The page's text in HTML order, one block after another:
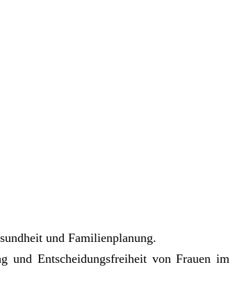
und Familienplanung.
und Entscheidungsfreiheit von Frauen im